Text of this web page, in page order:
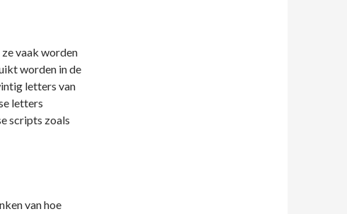
vaak worden
worden in de
letters van
letters
scripts zoals
van hoe